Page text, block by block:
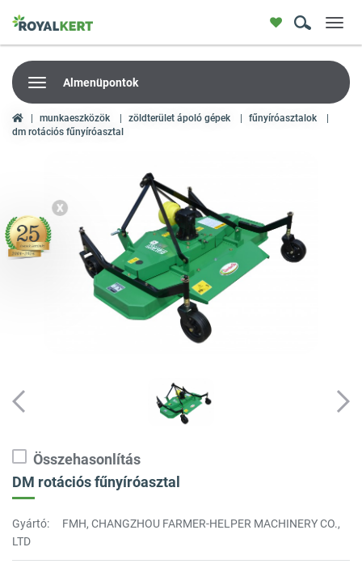
Almenüpontok
munkaeszközök zöldterület ápoló gépek
fűnyíróasztalok
dm rotációs fűnyíróasztal
Összehasonlítás
DM rotációs fűnyíróasztal
Gyártó:
FMH, CHANGZHOU FARMER-HELPER MACHINERY CO.,
LTD
X